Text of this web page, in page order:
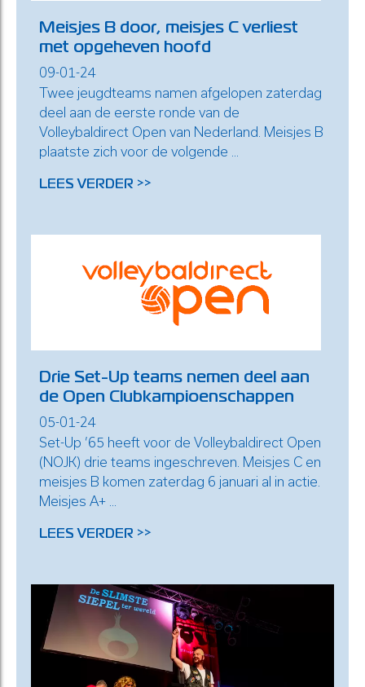
Meisjes B door, meisjes C verliest
met opgeheven hoofd
09-01-24
Twee jeugdteams namen afgelopen zaterdag
deel aan de eerste ronde van de
Volleybaldirect Open van Nederland. Meisjes B
plaatste zich voor de volgende ...
LEES VERDER >>
Drie Set-Up teams nemen deel aan
de Open Clubkampioenschappen
05-01-24
Set-Up ’65 heeft voor de Volleybaldirect Open
(NOJK) drie teams ingeschreven. Meisjes C en
meisjes B komen zaterdag 6 januari al in actie.
Meisjes A+ ...
LEES VERDER >>